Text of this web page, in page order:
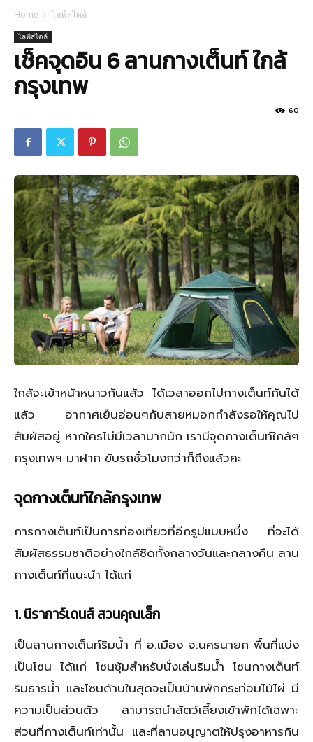
Home ไลฟ์สไตล์
ไลฟ์สไตล์
เช็คจุดอิน 6 ลานกางเต็นท์ ใกล้
กรุงเทพ
60
ใกล้จะเข้าหน้าหนาวกันแล้ว ได้เวลาออกไปกางเต็นท์กันได้
แล้ว อากาศเย็นอ่อนๆกับสายหมอกกำลังรอให้คุณไป
สัมผัสอยู่ หากใครไม่มีเวลามากนัก เรามีจุดกางเต็นท์ใกล้ๆ
กรุงเทพฯ มาฝาก ขับรถชั่วโมงกว่าก็ถึงแล้วคะ
จุดกางเต็นท์ใกล้กรุงเทพ
การกางเต็นท์เป็นการท่องเที่ยวที่อีกรูปแบบหนึ่ง ที่จะได้
สัมผัสธรรมชาติอย่างใกล้ชิดทั้งกลางวันและกลางคืน ลาน
กางเต็นท์ที่แนะนำ ได้แก่
1. นีราการ์เดนส์ สวนคุณเล็ก
เป็นลานกางเต็นท์ริมน้ำ ที่ อ.เมือง จ.นครนายก พื้นที่แบ่ง
เป็นโซน ได้แก่ โซนซุ้มสำหรับนั่งเล่นริมน้ำ โซนกางเต็นท์
ริมธารน้ำ และโซนด้านในสุดจะเป็นบ้านพักกระท่อมไม้ไผ่ มี
ความเป็นส่วนตัว สามารถนำสัตว์เลี้ยงเข้าพักได้เฉพาะ
ส่วนที่กางเต็นท์เท่านั้น และที่ลานอนุญาตให้ปรุงอาหารกิน